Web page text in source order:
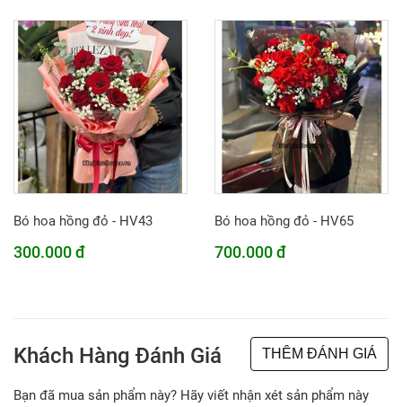
Bó hoa hồng đỏ - HV43
300.000 đ
Bó hoa hồng đỏ - HV65
700.000 đ
Khách Hàng Đánh Giá THÊM ĐÁNH GIÁ
Bạn đã mua sản phẩm này? Hãy viết nhận xét sản phẩm này